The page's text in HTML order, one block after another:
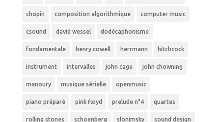
chopin composition algorithmique computer music
csound david wessel dodécaphonisme
fondamentale henry cowell herrmann hitchcock
instrument intervalles john cage john chowning
manoury musique sérielle openmusic
piano préparé pink floyd prelude n°4 quartes
rolling stones schoenberg slonimsky sound design